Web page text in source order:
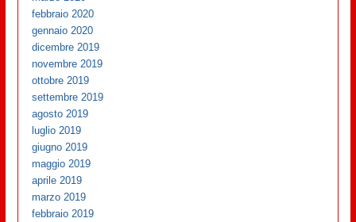
febbraio 2020
gennaio 2020
dicembre 2019
novembre 2019
ottobre 2019
settembre 2019
agosto 2019
luglio 2019
giugno 2019
maggio 2019
aprile 2019
marzo 2019
febbraio 2019